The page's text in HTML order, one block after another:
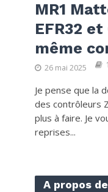
MR1
EFR32
même
26 mai 2025
Je pense que la
des contrôleurs
plus à faire. Je
reprises...
A propos